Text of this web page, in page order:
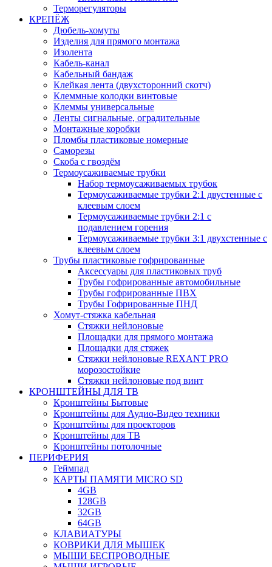
Терморегуляторы
КРЕПЁЖ
Дюбель-хомуты
Изделия для прямого монтажа
Изолента
Кабель-канал
Кабельный бандаж
Клейкая лента (двухсторонний скотч)
Клеммные колодки винтовые
Клеммы универсальные
Ленты сигнальные, оградительные
Монтажные коробки
Пломбы пластиковые номерные
Саморезы
Скоба с гвоздём
Термоусаживаемые трубки
Набор термоусаживаемых трубок
Термоусаживаемые трубки 2:1 двустенные с
клеевым слоем
Термоусаживаемые трубки 2:1 с
подавлением горения
Термоусаживаемые трубки 3:1 двухстенные с
клеевым слоем
Трубы пластиковые гофрированные
Аксессуары для пластиковых труб
Трубы гофрированные автомобильные
Трубы гофрированные ПВХ
Трубы Гофрированные ПНД
Хомут-стяжка кабельная
Cтяжки нейлоновые
Площадки для прямого монтажа
Площадки для стяжек
Стяжки нейлоновые REXANT PRO
морозостойкие
Стяжки нейлоновые под винт
КРОНШТЕЙНЫ ДЛЯ ТВ
Кронштейны Бытовые
Кронштейны для Аудио-Видео техники
Кронштейны для проекторов
Кронштейны для ТВ
Кронштейны потолочные
ПЕРИФЕРИЯ
Геймпад
КАРТЫ ПАМЯТИ MICRO SD
4GB
128GB
32GB
64GB
КЛАВИАТУРЫ
КОВРИКИ ДЛЯ МЫШЕК
МЫШИ БЕСПРОВОДНЫЕ